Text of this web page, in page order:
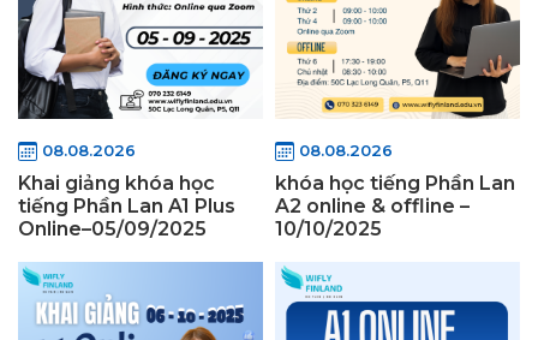
08.08.2026
Khai giảng khóa học
tiếng Phần Lan A1 Plus
Online–05/09/2025
08.08.2026
khóa học tiếng Phần Lan
A2 online & offline –
10/10/2025